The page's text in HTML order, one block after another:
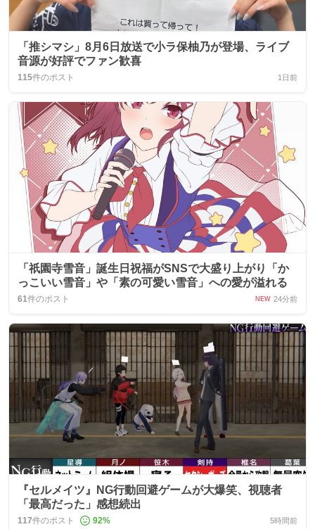
「推シマシ」8月6日放送で小ラ保柚乃が登場、ライブ
音源が好評でファン歓喜
115件のポスト 1日前
「祇園寺雪音」誕生日祝福がSNSで大盛り上がり「か
っこいい雪音」や「素の可愛い雪音」への愛が溢れる
61件のポスト NEW 24分前
『セルメイツ』NG行動回避ゲームが大爆笑、視聴者
「最高だった」感想続出
117件のポスト 92% 5時間前